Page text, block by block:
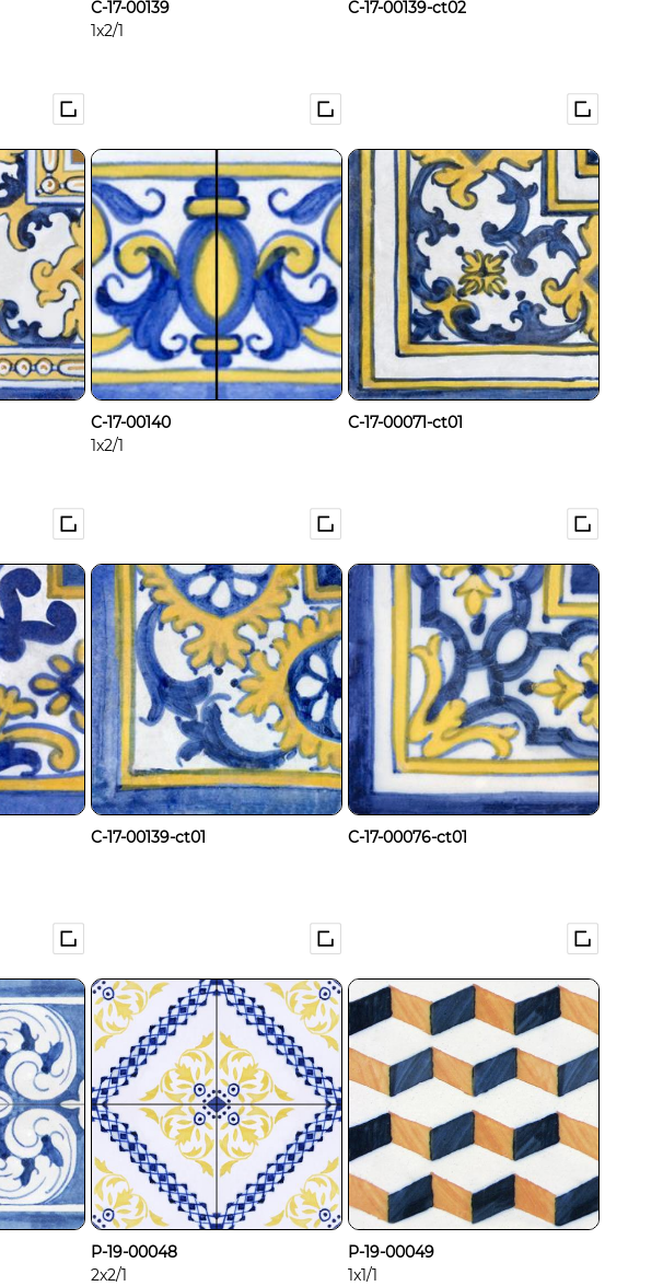
C-17-00139
1x2/1
C-17-00139-ct02
C-17-00140
1x2/1
C-17-00071-ct01
C-17-00139-ct01 C-17-00076-ct01
P-19-00048
2x2/1
P-19-00049
1x1/1